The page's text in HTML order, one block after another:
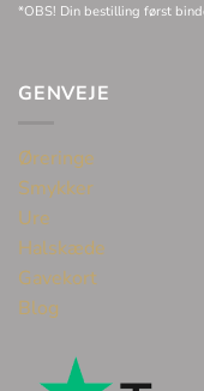
*OBS! Din bestilling først
GENVEJE
Øreringe
Smykker
Ure
Halskæde
Gavekort
Blog